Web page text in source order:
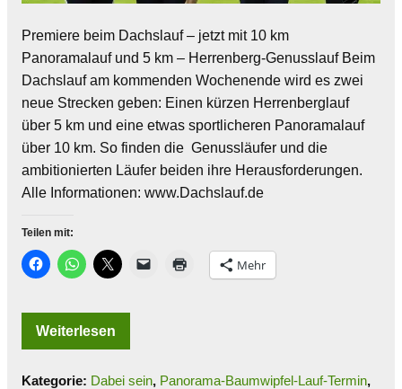
Premiere beim Dachslauf – jetzt mit 10 km
Panoramalauf und 5 km – Herrenberg-Genusslauf Beim
Dachslauf am kommenden Wochenende wird es zwei
neue Strecken geben: Einen kürzen Herrenberglauf
über 5 km und eine etwas sportlicheren Panoramalauf
über 10 km. So finden die Genussläufer und die
ambitionierten Läufer beiden ihre Herausforderungen.
Alle Informationen: www.Dachslauf.de
Teilen mit:
Mehr
Weiterlesen
Kategorie: Dabei sein, Panorama-Baumwipfel-Lauf-Termin,